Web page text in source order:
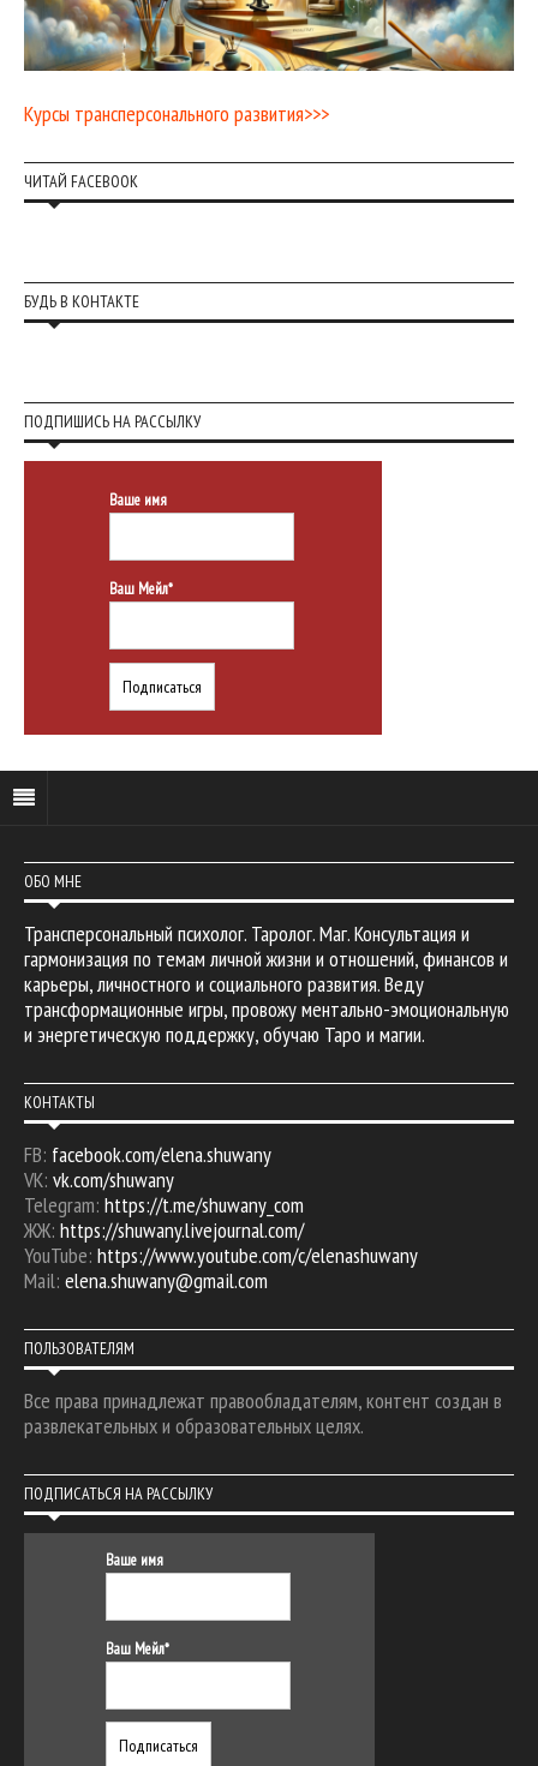
Курсы трансперсонального развития>>>
ЧИТАЙ FACEBOOK
БУДЬ В КОНТАКТЕ
ПОДПИШИСЬ НА РАССЫЛКУ
Ваше имя
Ваш Мейл*
ОБО МНЕ
Трансперсональный психолог. Таролог. Маг. Консультация и
гармонизация по темам личной жизни и отношений, финансов и
карьеры, личностного и социального развития. Веду
трансформационные игры, провожу ментально-эмоциональную
и энергетическую поддержку, обучаю Таро и магии.
КОНТАКТЫ
FB: facebook.com/elena.shuwany
VK: vk.com/shuwany
Telegram: https://t.me/shuwany_com
ЖЖ: https://shuwany.livejournal.com/
YouTube: https://www.youtube.com/c/elenashuwany
Mail: elena.shuwany@gmail.com
ПОЛЬЗОВАТЕЛЯМ
Все права принадлежат правообладателям, контент создан в
развлекательных и образовательных целях.
ПОДПИСАТЬСЯ НА РАССЫЛКУ
Ваше имя
Ваш Мейл*